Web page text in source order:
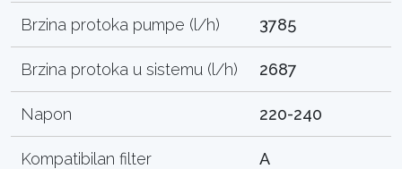
Brzina protoka pumpe (l/h) 3785
Brzina protoka u sistemu (l/h) 2687
Napon 220-240
Kompatibilan filter A